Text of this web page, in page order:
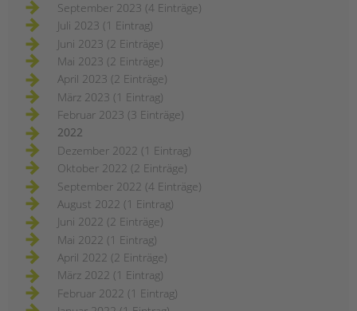
September 2023 (4 Einträge)
Juli 2023 (1 Eintrag)
Juni 2023 (2 Einträge)
Mai 2023 (2 Einträge)
April 2023 (2 Einträge)
März 2023 (1 Eintrag)
Februar 2023 (3 Einträge)
2022
Dezember 2022 (1 Eintrag)
Oktober 2022 (2 Einträge)
September 2022 (4 Einträge)
August 2022 (1 Eintrag)
Juni 2022 (2 Einträge)
Mai 2022 (1 Eintrag)
April 2022 (2 Einträge)
März 2022 (1 Eintrag)
Februar 2022 (1 Eintrag)